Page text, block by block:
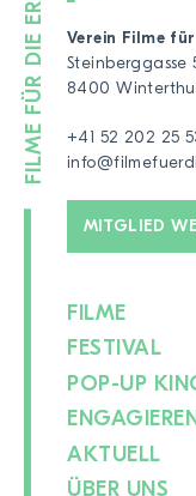
Verein Filme
Steinberggasse
8400
+41 52 202 25
MITGLIED
FILME
FESTIVAL
POP-UP
AKTUELL
ÜBER UNS